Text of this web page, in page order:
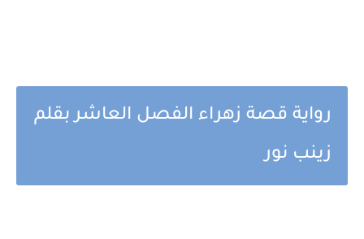
رواية قصة زهراء الفصل العاشر بقلم
زينب نور